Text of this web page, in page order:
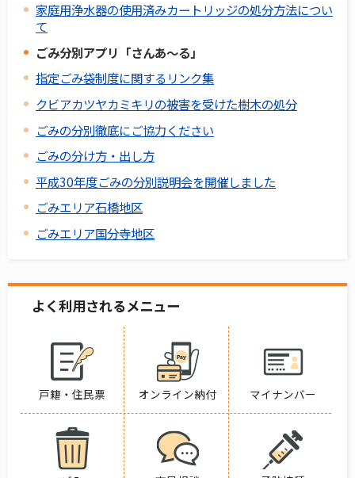
家庭用浄水器の使用済みカートリッジの処分方法につい
て
ごみ分別アプリ「さんあ～る」
指定ごみ袋制度に関するリンク集
クビアカツヤカミキリの被害を受けた樹木の処分
ごみの分別徹底にご協力ください
ごみの分け方・出し方
平成30年度ごみの分別説明会を開催しました
ごみエリア石橋地区
ごみエリア国分寺地区
よく利用されるメニュー
戸籍・住民票 オンライン納付 マイナンバー